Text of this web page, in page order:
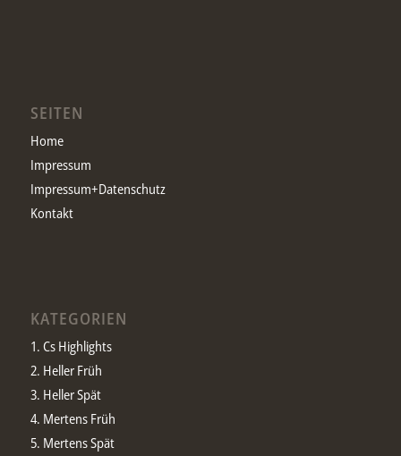
SEITEN
Home
Impressum
Impressum+Datenschutz
Kontakt
KATEGORIEN
1. Cs Highlights
2. Heller Früh
3. Heller Spät
4. Mertens Früh
5. Mertens Spät